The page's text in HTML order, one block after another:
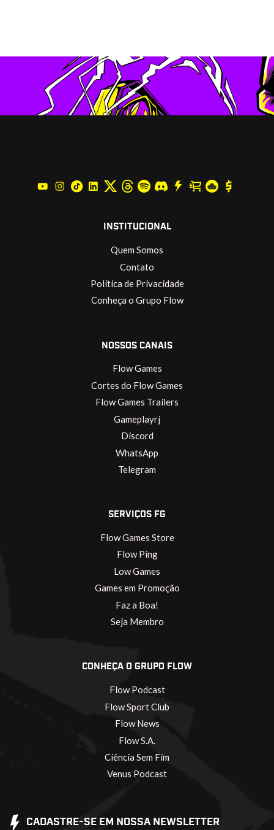
INSTITUCIONAL
Quem Somos
Contato
Política de Privacidade
Conheça o Grupo Flow
NOSSOS CANAIS
Flow Games
Cortes do Flow Games
Flow Games Trailers
Gameplayrj
Discord
WhatsApp
Telegram
SERVIÇOS FG
Flow Games Store
Flow Ping
Low Games
Games em Promoção
Faz a Boa!
Seja Membro
CONHEÇA O GRUPO FLOW
Flow Podcast
Flow Sport Club
Flow News
Flow S.A.
Ciência Sem Fim
Venus Podcast
CADASTRE-SE EM NOSSA NEWSLETTER